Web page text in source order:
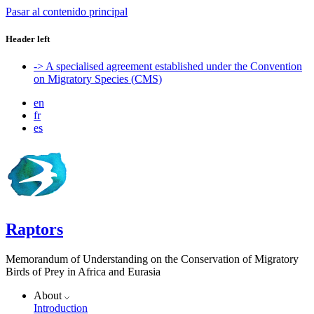
Pasar al contenido principal
Header left
-> A specialised agreement established under the Convention
on Migratory Species (CMS)
en
fr
es
Raptors
Memorandum of Understanding on the Conservation of Migratory
Birds of Prey in Africa and Eurasia
About
Introduction